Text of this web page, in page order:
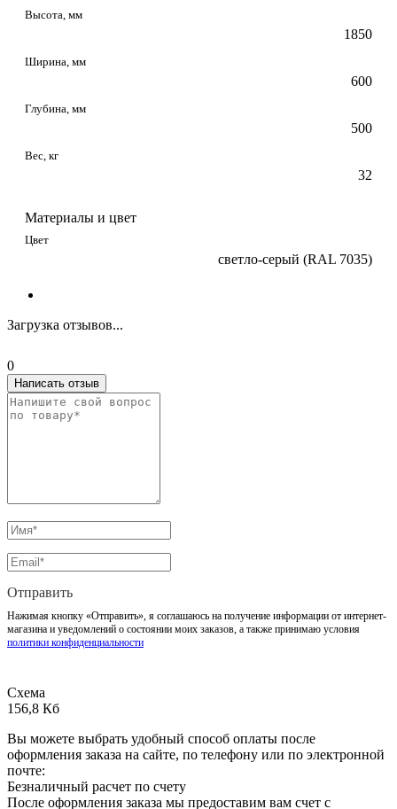
Высота, мм
1850
Ширина, мм
600
Глубина, мм
500
Вес, кг
32
Материалы и цвет
Цвет
светло-серый (RAL 7035)
Загрузка отзывов...
0
Написать отзыв
Отправить
Нажимая кнопку «Отправить», я соглашаюсь на получение информации от интернет-
магазина и уведомлений о состоянии моих заказов, а также принимаю условия
политики конфиденциальности
Схема
156,8 Кб
Вы можете выбрать удобный способ оплаты после
оформления заказа на сайте, по телефону или по электронной
почте:
Безналичный расчет по счету
После оформления заказа мы предоставим вам счет с